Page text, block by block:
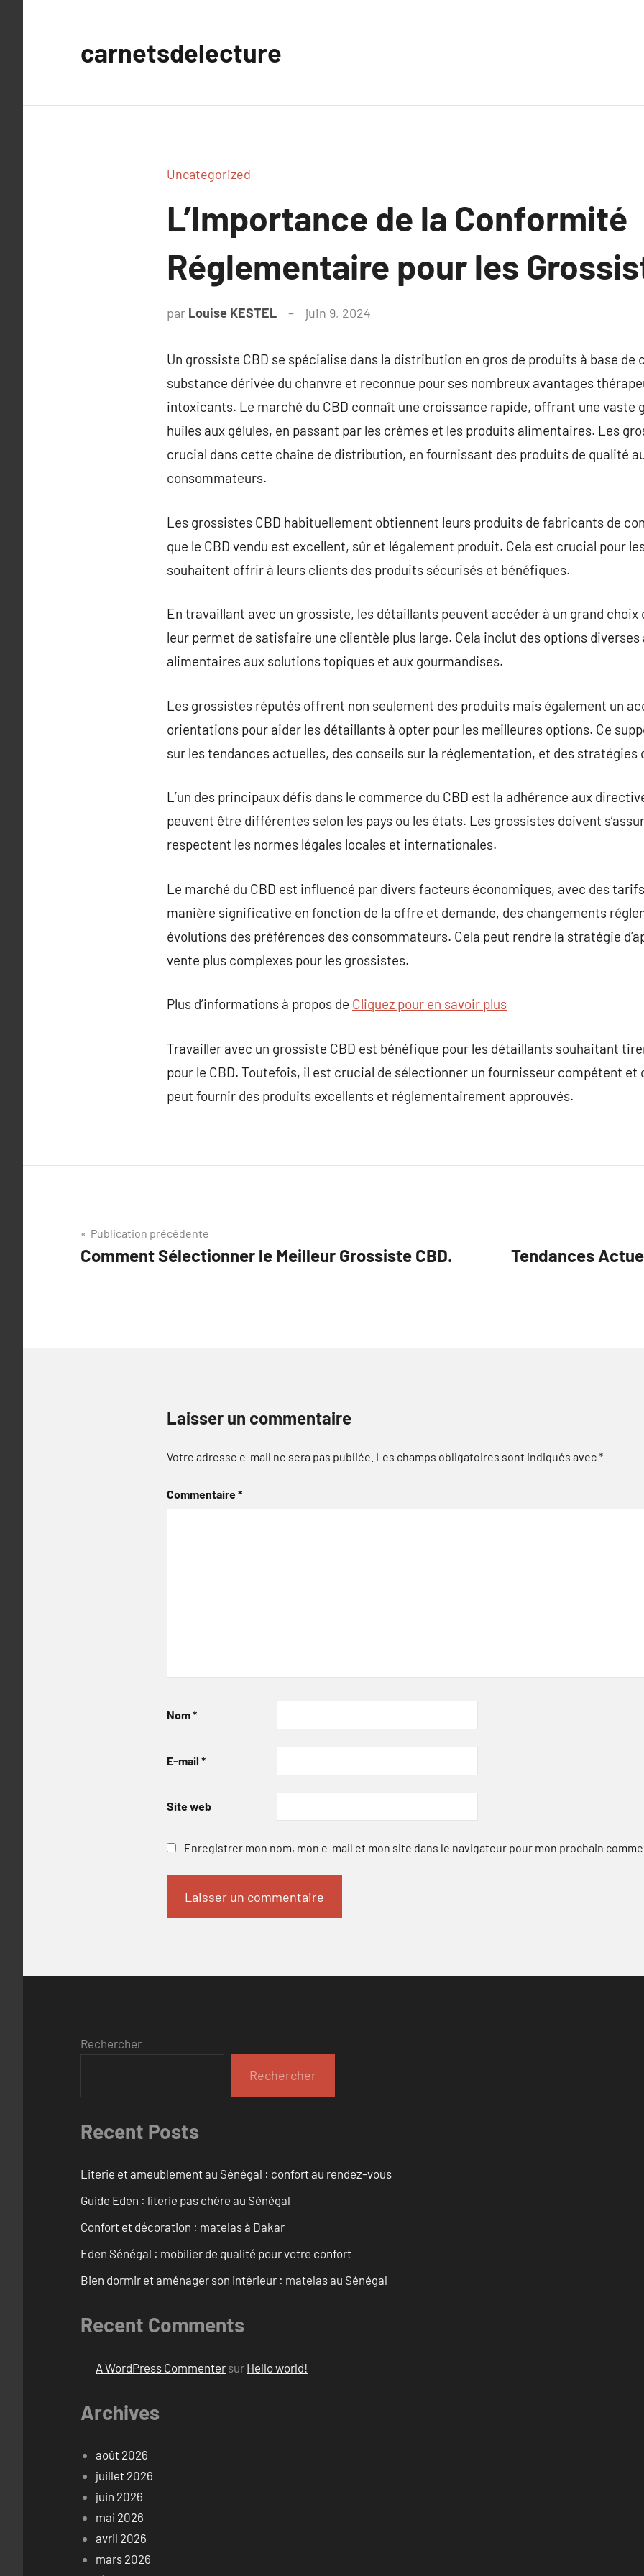
carnetsdelecture
Uncategorized
L’Importance de la Conformité
Réglementaire pour les
par Louise KESTEL juin 9, 2024
Un grossiste CBD se spécialise dans la distribution en gros de produits à base de
substance dérivée du chanvre et reconnue pour ses nombreux avantages
intoxicants. Le marché du CBD connaît une croissance rapide, offrant une vaste
huiles aux gélules, en passant par les crèmes et les produits alimentaires. Les
crucial dans cette chaîne de distribution, en fournissant des produits de qualité
consommateurs.
Les grossistes CBD habituellement obtiennent leurs produits de fabricants de
que le CBD vendu est excellent, sûr et légalement produit. Cela est crucial pour
souhaitent offrir à leurs clients des produits sécurisés et bénéfiques.
En travaillant avec un grossiste, les détaillants peuvent accéder à un grand choix
leur permet de satisfaire une clientèle plus large. Cela inclut des options
alimentaires aux solutions topiques et aux gourmandises.
Les grossistes réputés offrent non seulement des produits mais également un
orientations pour aider les détaillants à opter pour les meilleures options. Ce
sur les tendances actuelles, des conseils sur la réglementation, et des
L’un des principaux défis dans le commerce du CBD est la adhérence aux
peuvent être différentes selon les pays ou les états. Les grossistes doivent
respectent les normes légales locales et internationales.
Le marché du CBD est influencé par divers facteurs économiques, avec des
manière significative en fonction de la offre et demande, des changements
évolutions des préférences des consommateurs. Cela peut rendre la stratégie
vente plus complexes pour les grossistes.
Plus d’informations à propos de Cliquez pour en savoir plus
Travailler avec un grossiste CBD est bénéfique pour les détaillants souhaitant
pour le CBD. Toutefois, il est crucial de sélectionner un fournisseur compétent et
peut fournir des produits excellents et réglementairement approuvés.
Navigation
de
Publication précédente
Comment Sélectionner le Meilleur Grossiste CBD.
Tendances
Laisser un commentaire
Votre adresse e-mail ne sera pas publiée. Les champs obligatoires sont indiqués avec*
Commentaire*
Nom*
E-mail *
Site web
Enregistrer mon nom, mon e-mail et mon site dans le navigateur pour mon prochain
Rechercher
Rechercher
Recent Posts
Literie et ameublement au Sénégal : confort au rendez-vous
Guide Eden : literie pas chère au Sénégal
Confort et décoration : matelas à Dakar
Eden Sénégal : mobilier de qualité pour votre confort
Bien dormir et aménager son intérieur : matelas au Sénégal
Recent Comments
A WordPress Commenter sur Hello world!
Archives
août 2026
juillet 2026
juin 2026
mai 2026
avril 2026
mars 2026